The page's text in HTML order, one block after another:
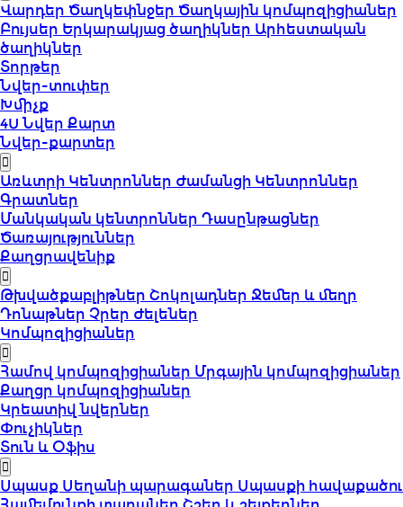
Վարդեր Ծաղկեփնջեր Ծաղկային կոմպոզիցիաներ
Բույսեր Երկարակյաց ծաղիկներ Արհեստական
ծաղիկներ
Տորթեր
Նվեր-տուփեր
Խմիչք
4U Նվեր Քարտ
Նվեր-քարտեր
Առևտրի Կենտրոններ Ժամանցի Կենտրոններ
Գրատներ
Մանկական կենտրոններ Դասընթացներ
Ծառայություններ
Քաղցրավենիք
Թխվածքաբլիթներ Շոկոլադներ Ջեմեր և մեղր
Դոնաթներ Չրեր Ժելեներ
Կոմպոզիցիաներ
Համով կոմպոզիցիաներ Մրգային կոմպոզիցիաներ
Քաղցր կոմպոզիցիաներ
Կրեատիվ նվերներ
Փուչիկներ
Տուն և Օֆիս
Սպասք Սեղանի պարագաներ Սպասքի հավաքածու